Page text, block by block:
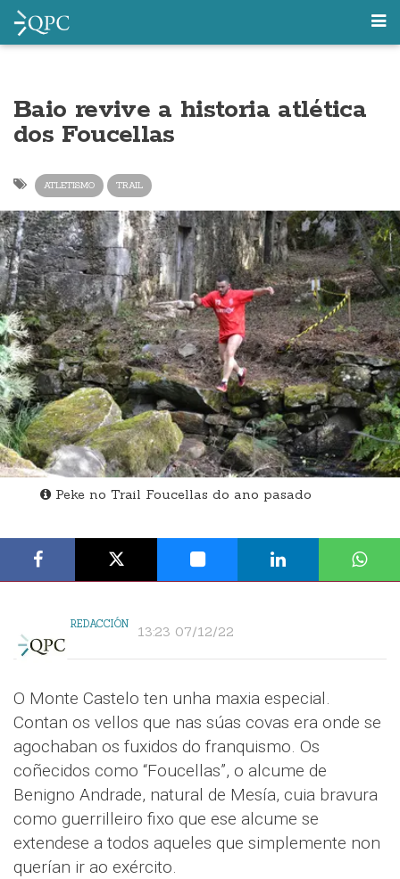
Baio revive a historia atlética
dos Foucellas
ATLETISMO TRAIL
Peke no Trail Foucellas do ano pasado
REDACCIÓN 13:23 07/12/22
O Monte Castelo ten unha maxia especial.
Contan os vellos que nas súas covas era onde se
agochaban os fuxidos do franquismo. Os
coñecidos como “Foucellas”, o alcume de
Benigno Andrade, natural de Mesía, cuia bravura
como guerrilleiro fixo que ese alcume se
extendese a todos aqueles que simplemente non
querían ir ao exército.